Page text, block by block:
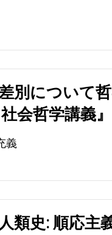
差別について
会哲学講義
義
人類史: 順応